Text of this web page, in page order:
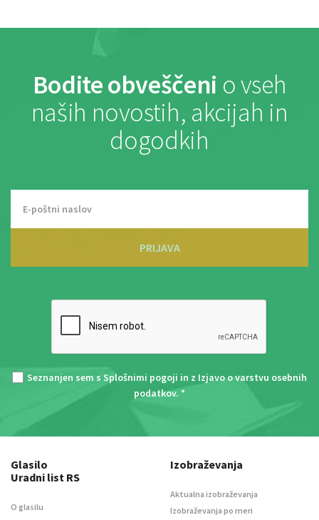
Bodite obveščeni o vseh
naših novostih, akcijah in
dogodkih
PRIJAVA
Seznanjen sem s Splošnimi pogoji in z Izjavo o varstvu osebnih
podatkov. *
Glasilo
Uradni list RS
O glasilu
Izobraževanja
Aktualna izobraževanja
Izobraževanja po meri